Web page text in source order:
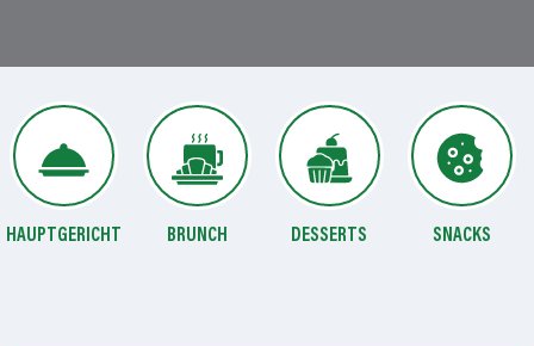
HAUPTGERICHT BRUNCH DESSERTS SNACKS